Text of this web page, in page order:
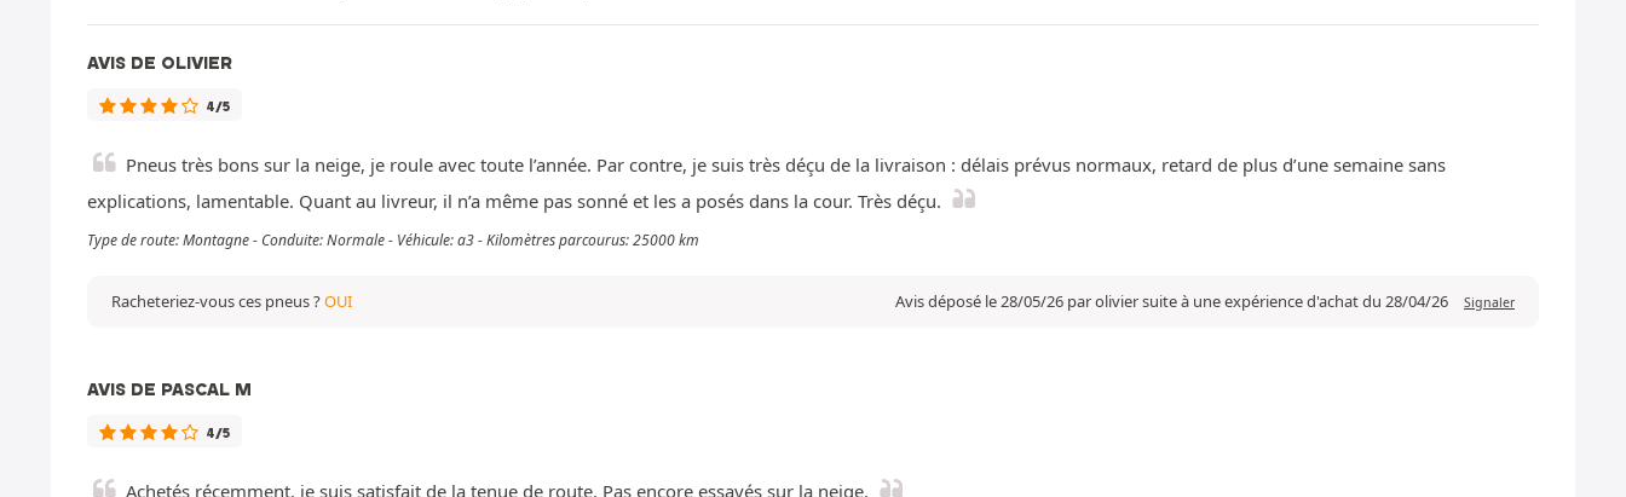
AVIS DE OLIVIER
4/5
Pneus très bons sur la neige, je roule avec toute l’année. Par contre, je suis très déçu de la livraison : délais prévus normaux, retard de plus d’une semaine sans
explications, lamentable. Quant au livreur, il n’a même pas sonné et les a posés dans la cour. Très déçu.
Type de route: Montagne - Conduite: Normale - Véhicule: a3 - Kilomètres parcourus: 25000 km
Avis déposé le 28/05/26 par olivier suite à une expérience d'achat du 28/04/26 Signaler
Racheteriez-vous ces pneus ?OUI
AVIS DE PASCAL M
4/5
Achetés récemment, je suis satisfait de la tenue de route. Pas encore essayés sur la neige.